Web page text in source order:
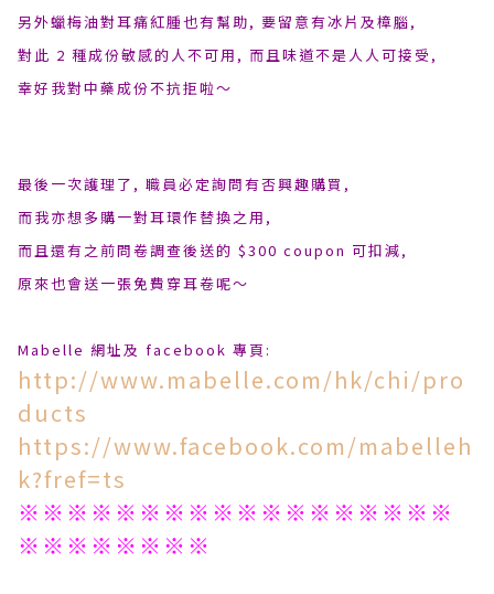
另外蠟梅油對耳痛紅腫也有幫助, 要留意有冰片及樟腦,
對此 2 種成份敏感的人不可用, 而且味道不是人人可接受,
幸好我對中藥成份不抗拒啦〜
最後一次護理了, 職員必定詢問有否興趣購買,
而我亦想多購一對耳環作替換之用,
而且還有之前問卷調查後送的 $300 coupon 可扣減,
原來也會送一張免費穿耳卷呢〜
Mabelle 網址及 facebook 專頁:
http://www.mabelle.com/hk/chi/pro
ducts
https://www.facebook.com/mabelleh
k?fref=ts
※※※※※※※※※※※※※※※※※※
※※※※※※※※